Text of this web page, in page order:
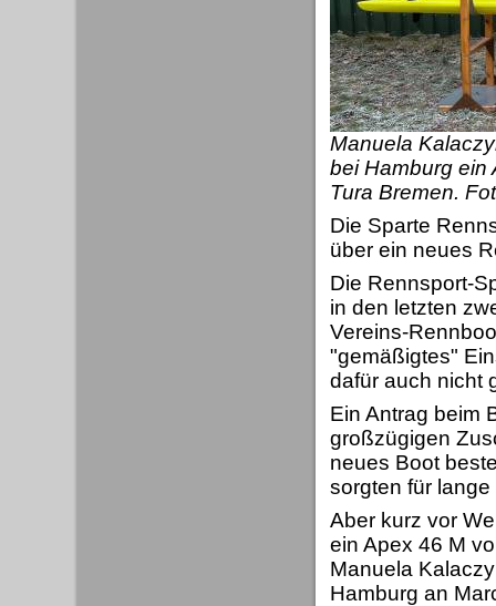
Manuela
bei Hamburg ein
Tura Bremen.
Die Sparte
über ein neues
Die Rennsport-
in den letzten
Vereins-
"gemäßigtes"
dafür auch nicht
Ein Antrag beim
großzügigen
neues Boot
sorgten für
Aber kurz vor
ein Apex 46 M
Manuela
Hamburg an